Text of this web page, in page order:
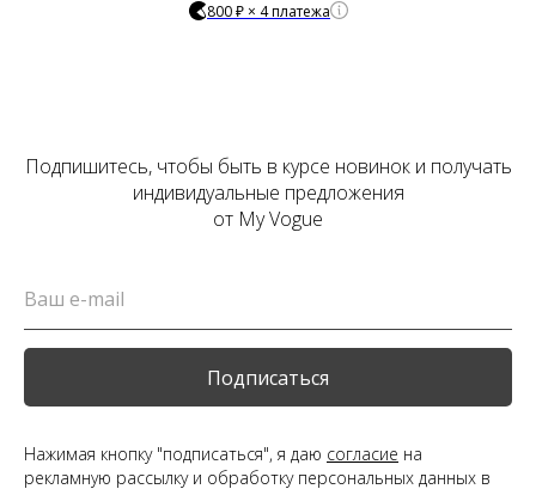
800 ₽ × 4 платежа
Подпишитесь, чтобы быть в курсе новинок и получать
индивидуальные предложения
от My Vogue
Подписаться
Нажимая кнопку "подписаться", я даю согласие на
рекламную рассылку и обработку персональных данных в